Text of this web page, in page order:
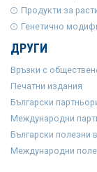
Продукти за
Генетично
ДРУГИ
Връзки с
Печатни издания
Български
Международни
Български полезни
Международни